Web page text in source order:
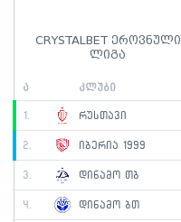
CRYSTALBET ეროვნული
ლიგა
ა კლუბი
1. რუსთავი
2. იბერია 1999
3. დინამო თბ
4. დინამო ბთ